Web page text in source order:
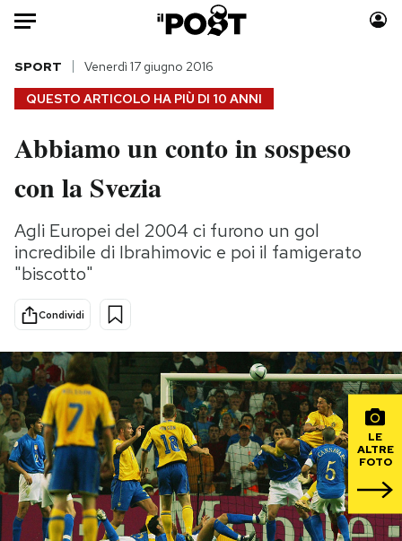
Auto
HOME
Italia
Politica
Tecnologia
Internet
Scienza
Cultura
Economia
Sport
Moda
Storie/Idee
Ok Boomer!
Mondiali calcio 2026
PODCAST
NEWSLETTER
QUESTO ARTICOLO HA PIÙ DI 10 ANNI
SPORT Venerdì 17 giugno 2016
Abbiamo un conto in sospeso
con la Svezia
Agli Europei del 2004 ci furono un gol
incredibile di Ibrahimovic e poi il famigerato
"biscotto"
Condividi
LE
ALTRE
FOTO